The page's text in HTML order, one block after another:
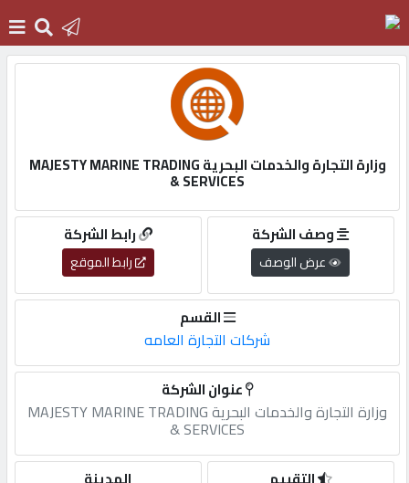
دخول
التسجيل
English
أضف
مطلوب
وزارة التجارة والخدمات البحرية MAJESTY MARINE TRADING
& SERVICES
رابط الشركة
رابط الموقع
وصف الشركة
عرض الوصف
القسم
شركات التجارة العامه
عنوان الشركة
وزارة التجارة والخدمات البحرية MAJESTY MARINE TRADING
& SERVICES